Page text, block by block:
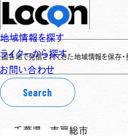
地域情報を探す
ライターから探す
お問い合わせ
Search
されてきた地域情報を保存・整理し、継
千葉県 -南房総市